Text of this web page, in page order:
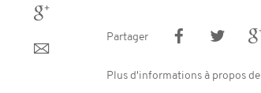
Partager
Plus d'informations à propos de